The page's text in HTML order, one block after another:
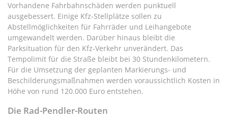
Vorhandene Fahrbahnschäden werden punktuell
ausgebessert. Einige Kfz-Stellplätze sollen zu
Abstellmöglichkeiten für Fahrräder und Leihangebote
umgewandelt werden. Darüber hinaus bleibt die
Parksituation für den Kfz-Verkehr unverändert. Das
Tempolimit für die Straße bleibt bei 30 Stundenkilometern.
Für die Umsetzung der geplanten Markierungs- und
Beschilderungsmaßnahmen werden voraussichtlich Kosten in
Höhe von rund 120.000 Euro entstehen.
Die Rad-Pendler-Routen